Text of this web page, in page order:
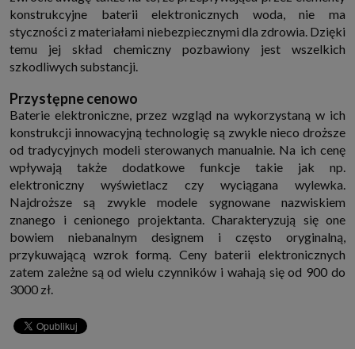
konstrukcyjne baterii elektronicznych woda, nie ma
styczności z materiałami niebezpiecznymi dla zdrowia. Dzięki
temu jej skład chemiczny pozbawiony jest wszelkich
szkodliwych substancji.
Przystępne cenowo
Baterie elektroniczne, przez wzgląd na wykorzystaną w ich
konstrukcji innowacyjną technologię są zwykle nieco droższe
od tradycyjnych modeli sterowanych manualnie. Na ich cenę
wpływają także dodatkowe funkcje takie jak np.
elektroniczny wyświetlacz czy wyciągana wylewka.
Najdroższe są zwykle modele sygnowane nazwiskiem
znanego i cenionego projektanta. Charakteryzują się one
bowiem niebanalnym designem i często oryginalną,
przykuwającą wzrok formą. Ceny baterii elektronicznych
zatem zależne są od wielu czynników i wahają się od 900 do
3000 zł.